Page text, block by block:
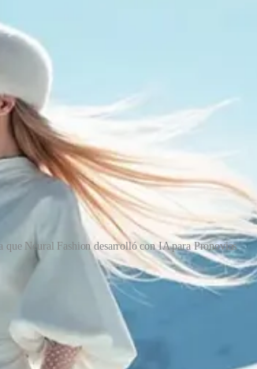
que Neural Fashion desarrolló con IA para Pronovias
permite trabajar con mayor precisión,
dejar miles de prendas sin vender. En este
contrató a un meteorólogo de la Universidad de